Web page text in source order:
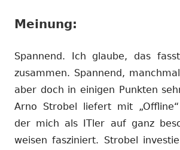
Meinung:
Spannend. Ich glaube, das
zusammen. Spannend,
aber doch in einigen Punkten
Arno Strobel liefert mit
der mich als ITler auf ganz
weisen fasziniert. Strobel